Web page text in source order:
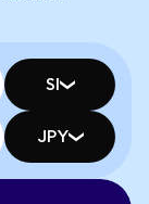
SI
JPY